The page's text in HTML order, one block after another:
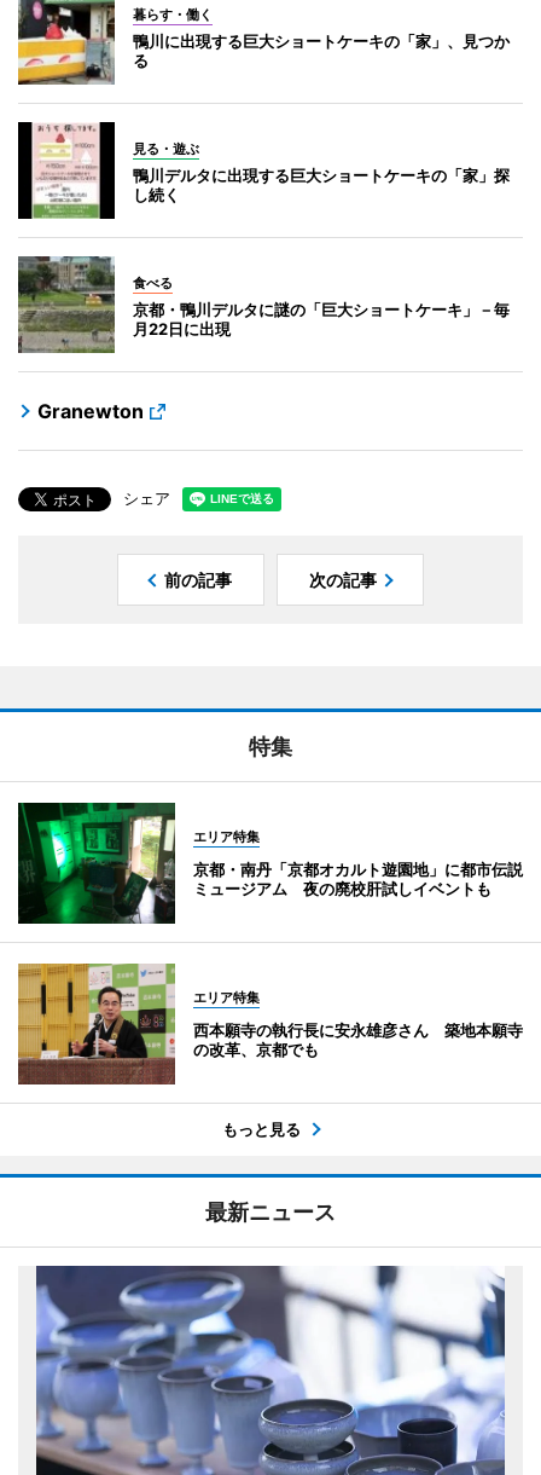
暮らす・働く
鴨川に出現する巨大ショートケーキの「家」、見つか
る
見る・遊ぶ
鴨川デルタに出現する巨大ショートケーキの「家」探
し続く
食べる
京都・鴨川デルタに謎の「巨大ショートケーキ」－毎
月22日に出現
Granewton
シェア
前の記事 次の記事
特集
エリア特集
京都・南丹「京都オカルト遊園地」に都市伝説
ミュージアム 夜の廃校肝試しイベントも
エリア特集
西本願寺の執行長に安永雄彦さん 築地本願寺
の改革、京都でも
もっと見る
最新ニュース